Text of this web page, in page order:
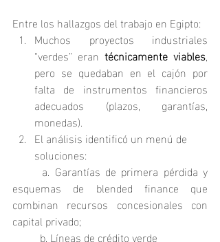
Entre los hallazgos del trabajo en Egipto:
Muchos proyectos industriales
“verdes” eran técnicamente viables,
pero se quedaban en el cajón por
falta de instrumentos financieros
adecuados (plazos, garantías,
monedas).
El análisis identificó un menú de
soluciones:
esquemas de blended finance que
combinan recursos concesionales con
capital privado;